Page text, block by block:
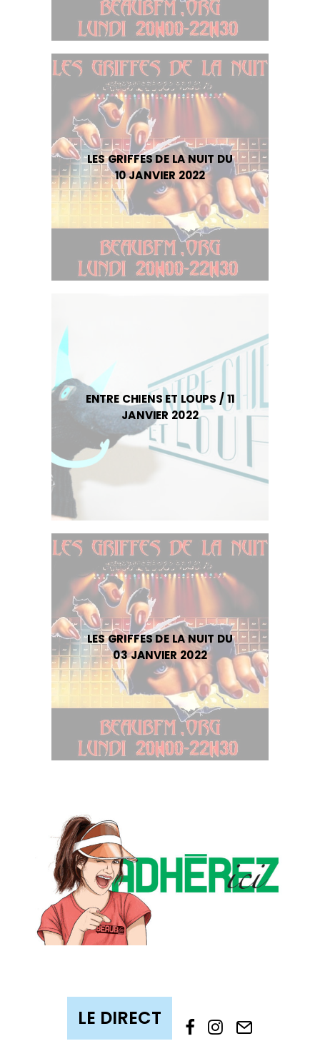
LES GRIFFES DE LA NUIT DU
10 JANVIER 2022
ENTRE CHIENS ET LOUPS / 11
JANVIER 2022
LES GRIFFES DE LA NUIT DU
03 JANVIER 2022